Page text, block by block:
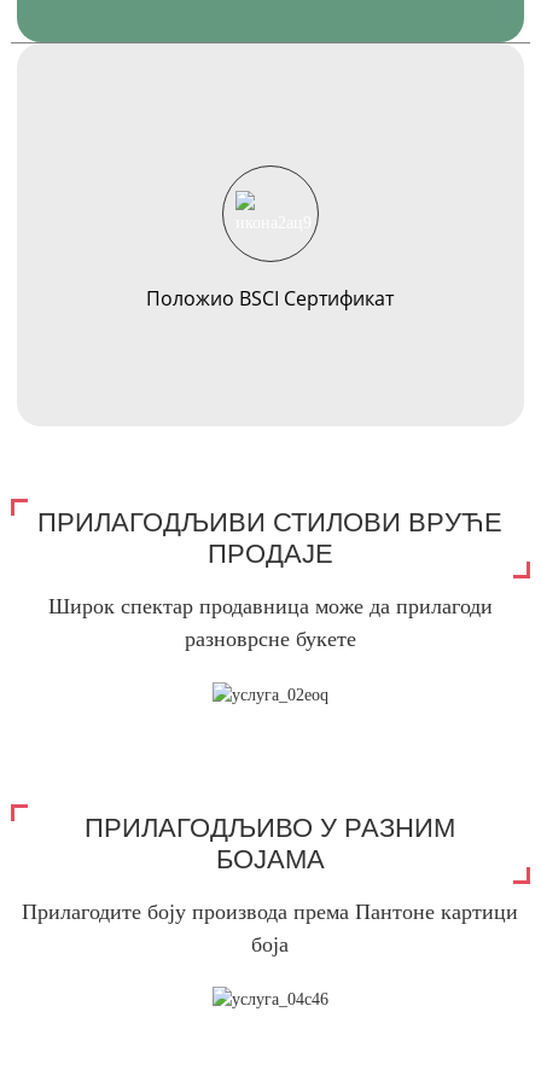
Положио BSCI Сертификат
ПРИЛАГОДЉИВИ СТИЛОВИ ВРУЋЕ
ПРОДАЈЕ
Широк спектар продавница може да прилагоди
разноврсне букете
ПРИЛАГОДЉИВО У РАЗНИМ
БОЈАМА
Прилагодите боју производа према Пантоне картици
боја